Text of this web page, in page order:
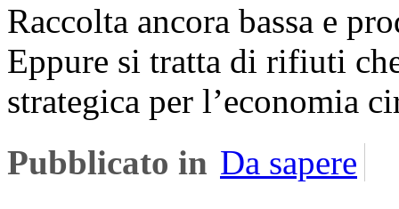
Raccolta ancora bassa e
Eppure si tratta di rifiuti
strategica per l’economia
Pubblicato in Da sapere